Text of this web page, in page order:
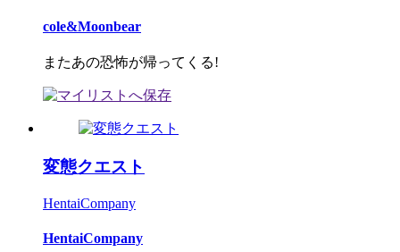
cole&Moonbear
またあの恐怖が帰ってくる!
変態クエスト
HentaiCompany
HentaiCompany